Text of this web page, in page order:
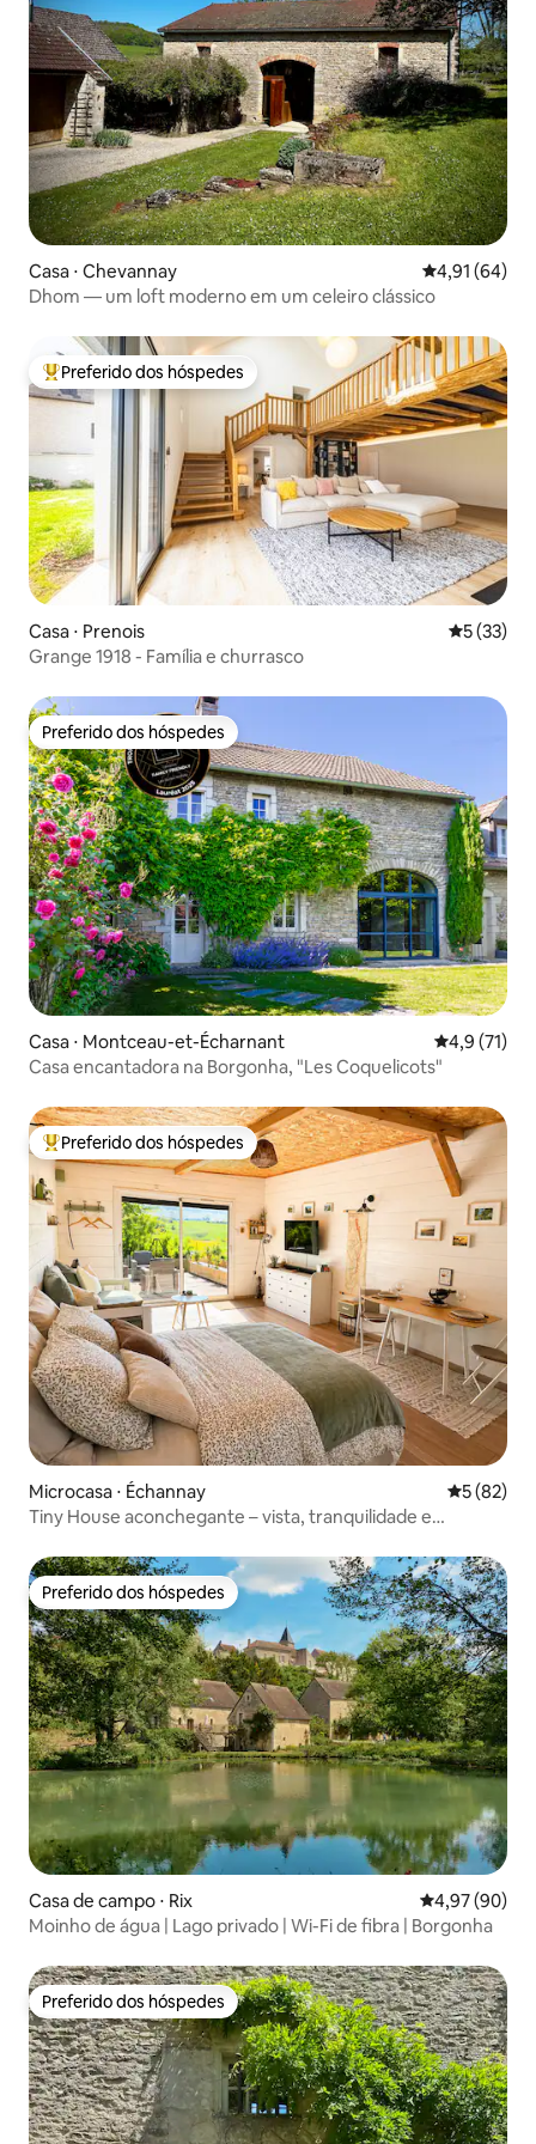
Casa ⋅ Chevannay 4,91 de uma
4,91 (64)
Dhom — um loft moderno em um celeiro clássico
Entre os melhores preferidos dos hóspedes
Preferido dos hóspedes
Casa ⋅ Prenois 5 de uma
5 (33)
Grange 1918 - Família e churrasco
Preferido dos hóspedes
Preferido dos hóspedes
Casa ⋅ Montceau-et-Écharnant 4,9 de uma
4,9 (71)
Casa encantadora na Borgonha, "Les Coquelicots"
Entre os melhores preferidos dos hóspedes
Preferido dos hóspedes
Microcasa ⋅ Échannay 5 de uma
5 (82)
Tiny House aconchegante – vista, tranquilidade e
Preferido dos hóspedes
Preferido dos hóspedes
Casa de campo ⋅ Rix 4,97 de uma
4,97 (90)
Moinho de água | Lago privado | Wi-Fi de fibra | Borgonha
Preferido dos hóspedes
Preferido dos hóspedes